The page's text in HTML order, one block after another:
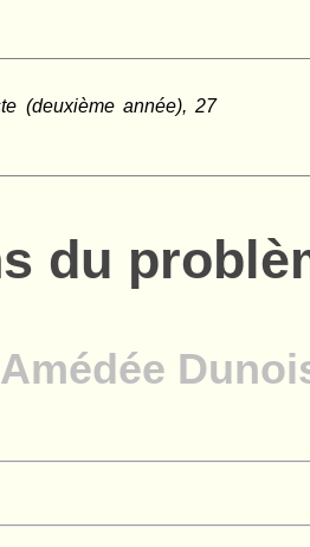
(deuxième année), 27
du
Amédée